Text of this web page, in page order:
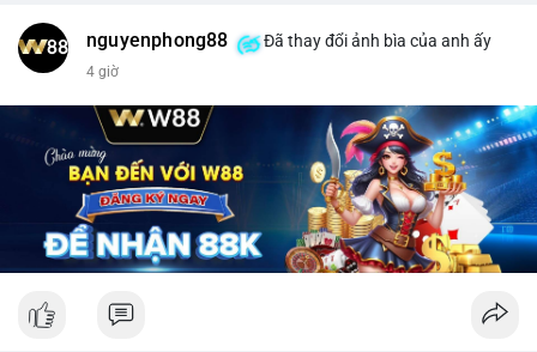
$xrp
#titanbot
📰 Nguồn: CoinDesk
nguyenphong88 Đã thay đổi ảnh bìa của anh ấy
4 giờ